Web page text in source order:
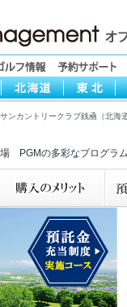
ンカントリークラブ銭凾（北海
PGMの多彩なプログラ